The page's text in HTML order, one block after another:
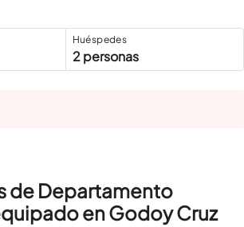
Huéspedes
2 personas
de Departamento
en Godoy Cruz